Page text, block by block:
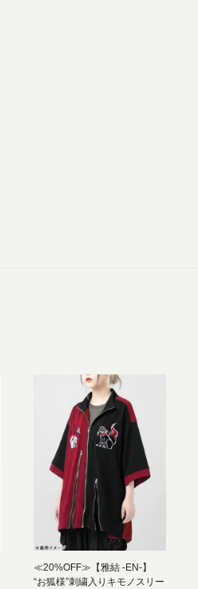
≪20%OFF≫【雅結 -EN-】
“お狐様”刺繍入りキモノスリー